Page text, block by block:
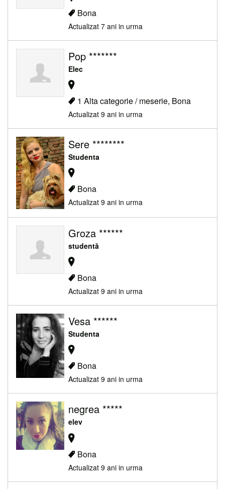
Bona
Actualizat 7 ani in urma
Pop *******
Elec
1 Alta categorie / meserie, Bona
Actualizat 9 ani in urma
Sere ********
Studenta
Bona
Actualizat 9 ani in urma
Groza ******
studentă
Bona
Actualizat 9 ani in urma
Vesa ******
Studenta
Bona
Actualizat 9 ani in urma
negrea *****
elev
Bona
Actualizat 9 ani in urma